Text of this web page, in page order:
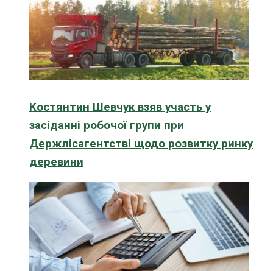
Костянтин Шевчук взяв участь у
засіданні робочої групи при
Держлісагентстві щодо розвитку ринку
деревини